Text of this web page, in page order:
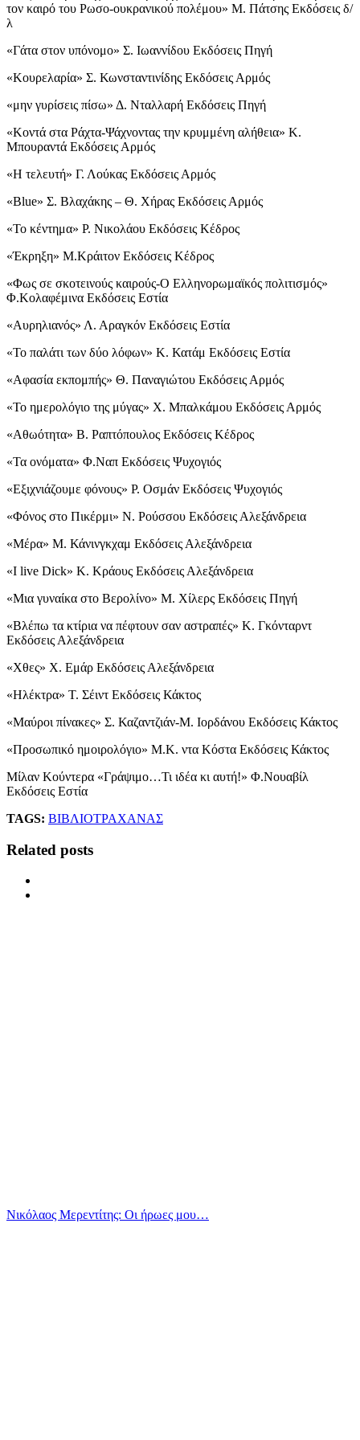
τον καιρό του Ρωσο-ουκρανικού πολέμου» Μ. Πάτσης Εκδόσεις δ/
λ
«Γάτα στον υπόνομο» Σ. Ιωαννίδου Εκδόσεις Πηγή
«Κουρελαρία» Σ. Κωνσταντινίδης Εκδόσεις Αρμός
«μην γυρίσεις πίσω» Δ. Νταλλαρή Εκδόσεις Πηγή
«Κοντά στα Ράχτα-Ψάχνοντας την κρυμμένη αλήθεια» Κ.
Μπουραντά Εκδόσεις Αρμός
«Η τελευτή» Γ. Λούκας Εκδόσεις Αρμός
«Blue» Σ. Βλαχάκης – Θ. Χήρας Εκδόσεις Αρμός
«Το κέντημα» Ρ. Νικολάου Εκδόσεις Κέδρος
«Έκρηξη» Μ.Κράιτον Εκδόσεις Κέδρος
«Φως σε σκοτεινούς καιρούς-Ο Ελληνορωμαϊκός πολιτισμός»
Φ.Κολαφέμινα Εκδόσεις Εστία
«Αυρηλιανός» Λ. Αραγκόν Εκδόσεις Εστία
«Το παλάτι των δύο λόφων» Κ. Κατάμ Εκδόσεις Εστία
«Αφασία εκπομπής» Θ. Παναγιώτου Εκδόσεις Αρμός
«Το ημερολόγιο της μύγας» Χ. Μπαλκάμου Εκδόσεις Αρμός
«Αθωότητα» Β. Ραπτόπουλος Εκδόσεις Κέδρος
«Τα ονόματα» Φ.Ναπ Εκδόσεις Ψυχογιός
«Εξιχνιάζουμε φόνους» Ρ. Οσμάν Εκδόσεις Ψυχογιός
«Φόνος στο Πικέρμι» Ν. Ρούσσου Εκδόσεις Αλεξάνδρεια
«Μέρα» Μ. Κάνινγκχαμ Εκδόσεις Αλεξάνδρεια
«I live Dick» Κ. Κράους Εκδόσεις Αλεξάνδρεια
«Μια γυναίκα στο Βερολίνο» Μ. Χίλερς Εκδόσεις Πηγή
«Βλέπω τα κτίρια να πέφτουν σαν αστραπές» Κ. Γκόνταρντ
Εκδόσεις Αλεξάνδρεια
«Χθες» Χ. Εμάρ Εκδόσεις Αλεξάνδρεια
«Ηλέκτρα» Τ. Σέιντ Εκδόσεις Κάκτος
«Μαύροι πίνακες» Σ. Καζαντζιάν-Μ. Ιορδάνου Εκδόσεις Κάκτος
«Προσωπικό ημοιρολόγιο» Μ.Κ. ντα Κόστα Εκδόσεις Κάκτος
Μίλαν Κούντερα «Γράψιμο…Τι ιδέα κι αυτή!» Φ.Νουαβίλ
Εκδόσεις Εστία
TAGS: ΒΙΒΛΙΟΤΡΑΧΑΝΑΣ
Related posts
Νικόλαος Μερεντίτης: Οι ήρωες μου…